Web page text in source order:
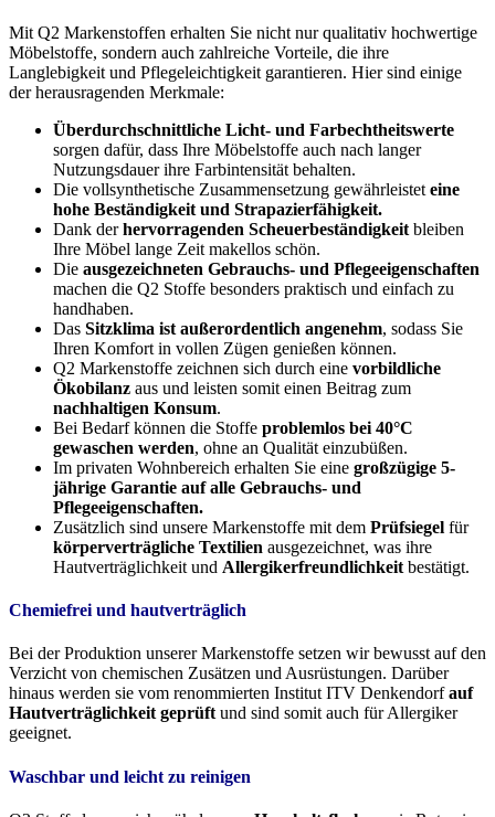
Mit Q2 Markenstoffen erhalten Sie nicht nur qualitativ hochwertige
Möbelstoffe, sondern auch zahlreiche Vorteile, die ihre
Langlebigkeit und Pflegeleichtigkeit garantieren. Hier sind einige
der herausragenden Merkmale:
Überdurchschnittliche Licht- und Farbechtheitswerte
sorgen dafür, dass Ihre Möbelstoffe auch nach langer
Nutzungsdauer ihre Farbintensität behalten.
Die vollsynthetische Zusammensetzung gewährleistet eine
hohe Beständigkeit und Strapazierfähigkeit.
Dank derhervorragenden Scheuerbeständigkeit bleiben
Ihre Möbel lange Zeit makellos schön.
Die ausgezeichneten Gebrauchs- und Pflegeeigenschaften
machen die Q2 Stoffe besonders praktisch und einfach zu
handhaben.
Das Sitzklima ist außerordentlich angenehm, sodass Sie
Ihren Komfort in vollen Zügen genießen können.
Q2 Markenstoffe zeichnen sich durch eine vorbildliche
Ökobilanz aus und leisten somit einen Beitrag zum
nachhaltigen Konsum.
Bei Bedarf können die Stoffe problemlos bei 40°C
gewaschen werden, ohne an Qualität einzubüßen.
Im privaten Wohnbereich erhalten Sie eine großzügige 5-
jährige Garantie auf alle Gebrauchs- und
Pflegeeigenschaften.
Zusätzlich sind unsere Markenstoffe mit dem Prüfsiegel für
körperverträgliche Textilien ausgezeichnet, was ihre
Hautverträglichkeit und Allergikerfreundlichkeit bestätigt.
Chemiefrei und hautverträglich
Bei der Produktion unserer Markenstoffe setzen wir bewusst auf den
Verzicht von chemischen Zusätzen und Ausrüstungen. Darüber
hinaus werden sie vom renommierten Institut ITV Denkendorfauf
Hautverträglichkeit geprüft und sind somit auch für Allergiker
geeignet.
Waschbar und leicht zu reinigen